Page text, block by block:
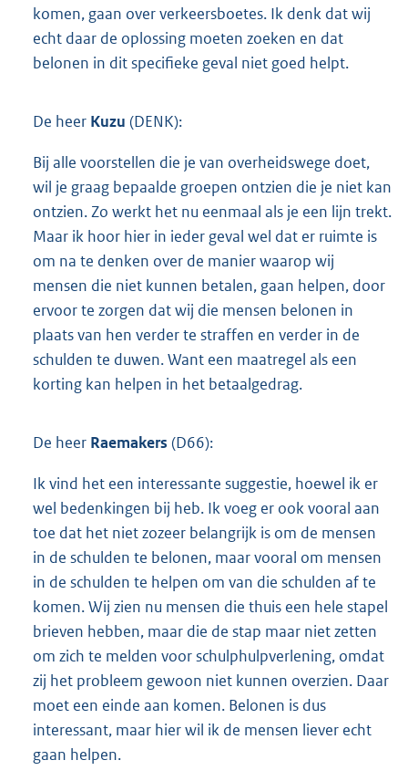
komen, gaan over verkeersboetes. Ik denk dat wij
echt daar de oplossing moeten zoeken en dat
belonen in dit specifieke geval niet goed helpt.
De heer Kuzu (DENK):
Bij alle voorstellen die je van overheidswege doet,
wil je graag bepaalde groepen ontzien die je niet kan
ontzien. Zo werkt het nu eenmaal als je een lijn trekt.
Maar ik hoor hier in ieder geval wel dat er ruimte is
om na te denken over de manier waarop wij
mensen die niet kunnen betalen, gaan helpen, door
ervoor te zorgen dat wij die mensen belonen in
plaats van hen verder te straffen en verder in de
schulden te duwen. Want een maatregel als een
korting kan helpen in het betaalgedrag.
De heer Raemakers (D66):
Ik vind het een interessante suggestie, hoewel ik er
wel bedenkingen bij heb. Ik voeg er ook vooral aan
toe dat het niet zozeer belangrijk is om de mensen
in de schulden te belonen, maar vooral om mensen
in de schulden te helpen om van die schulden af te
komen. Wij zien nu mensen die thuis een hele stapel
brieven hebben, maar die de stap maar niet zetten
om zich te melden voor schulphulpverlening, omdat
zij het probleem gewoon niet kunnen overzien. Daar
moet een einde aan komen. Belonen is dus
interessant, maar hier wil ik de mensen liever echt
gaan helpen.